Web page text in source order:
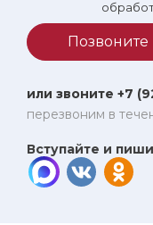
или звоните +7
перезвоним в
Вступайте и